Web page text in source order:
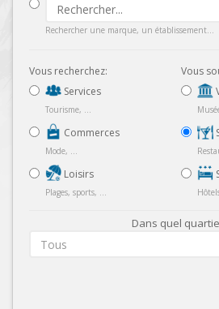
Rechercher une marque, un établissement...
Vous recherchez:
Services
Tourisme, ...
Commerces
Mode, ...
Loisirs
Plages, sports, ...
Vous
Dans quel
Tous